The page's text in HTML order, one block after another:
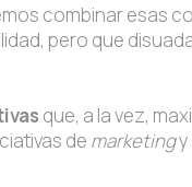
combinar esas
pero que
que, a la vez,
de marketing